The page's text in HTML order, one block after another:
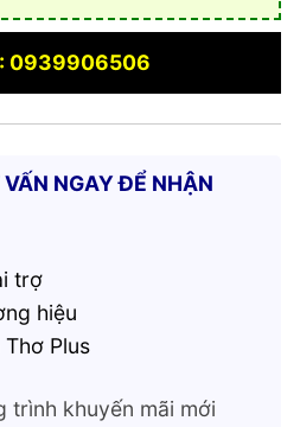
0939906506
NGAY ĐỂ NHẬN
trình khuyến mãi mới